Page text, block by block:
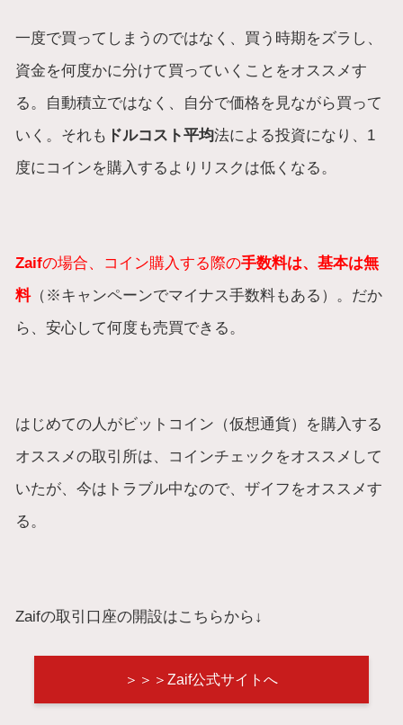
一度で買ってしまうのではなく、買う時期をズラし、
資金を何度かに分けて買っていくことをオススメす
る。自動積立ではなく、自分で価格を見ながら買って
いく。それも ドルコスト平均法による投資になり、1
度にコインを購入するよりリスクは低くなる。
Zaifの場合、コイン購入する際の手数料は、基本は無
料（※キャンペーンでマイナス手数料もある）。だか
ら、安心して何度も売買できる。
はじめての人がビットコイン（仮想通貨）を購入する
オススメの取引所は、コインチェックをオススメして
いたが、今はトラブル中なので、ザイフをオススメす
る。
Zaifの取引口座の開設はこちらから↓
＞＞＞Zaif公式サイトへ